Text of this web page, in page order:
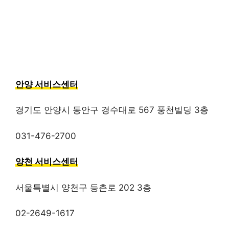
안양 서비스센터
경기도 안양시 동안구 경수대로 567 풍천빌딩 3층
031-476-2700
양천 서비스센터
서울특별시 양천구 등촌로 202 3층
02-2649-1617